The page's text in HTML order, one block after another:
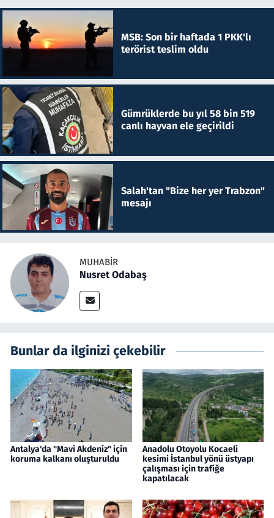
MSB: Son bir haftada 1 PKK'lı
terörist teslim oldu
Gümrüklerde bu yıl 58 bin 519
canlı hayvan ele geçirildi
Salah'tan "Bize her yer Trabzon"
mesajı
MUHABIR
Nusret Odabaş
Bunlar da ilginizi çekebilir
Antalya'da "Mavi Akdeniz" için
koruma kalkanı oluşturuldu
Anadolu Otoyolu Kocaeli
kesimi İstanbul yönü üstyapı
çalışması için trafiğe
kapatılacak